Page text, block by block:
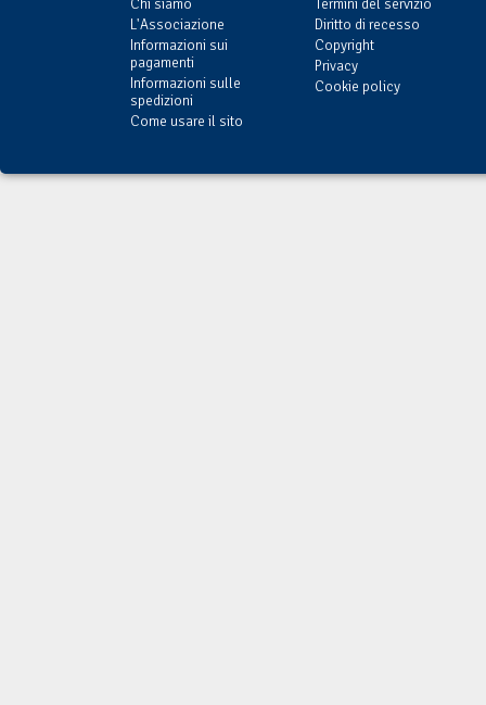
Chi siamo
L'Associazione
Informazioni sui
pagamenti
Informazioni sulle
spedizioni
Come usare il sito
Termini del servizio
Diritto di recesso
Copyright
Privacy
Cookie policy